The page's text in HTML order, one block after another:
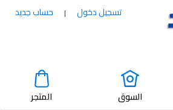
تسجيل دخول | حساب جديد
السوق المتجر